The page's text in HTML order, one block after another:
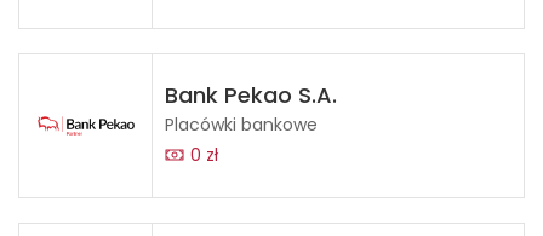
Bank Pekao S.A.
Placówki bankowe
0 zł